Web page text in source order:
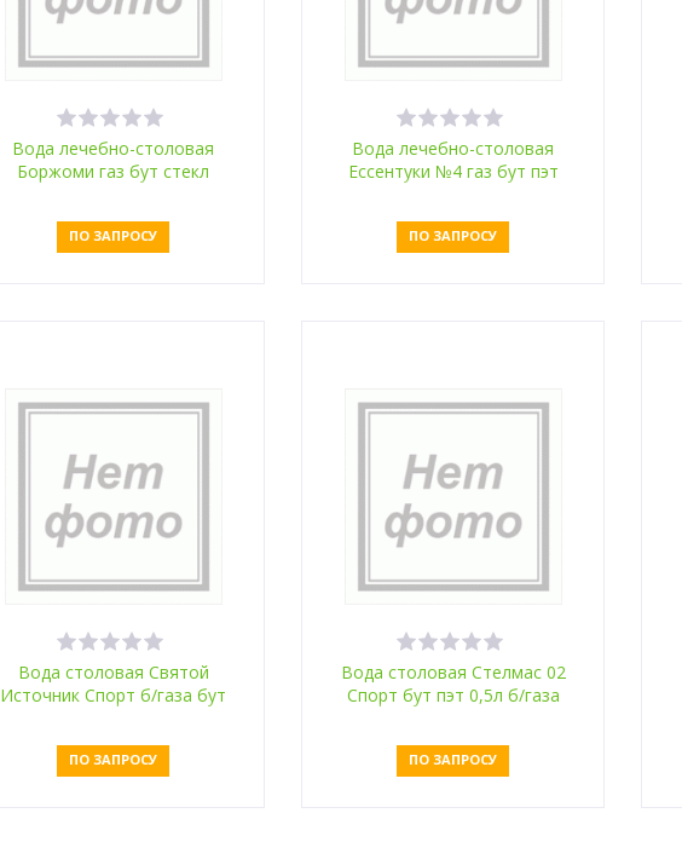
Вода лечебно-столовая
Боржоми газ бут стекл
ПО ЗАПРОСУ
Вода лечебно-столовая
Ессентуки №4 газ бут пэт
ПО ЗАПРОСУ
Вода столовая Святой
Источник Спорт б/газа бут
ПО ЗАПРОСУ
Вода столовая Стелмас 02
Спорт бут пэт 0,5л б/газа
ПО ЗАПРОСУ